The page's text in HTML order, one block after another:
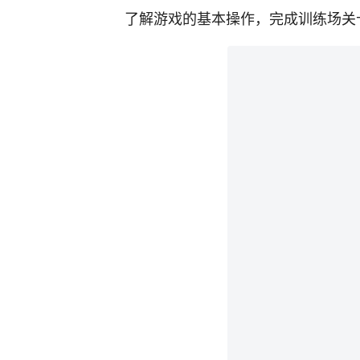
了解游戏的基本操作，完成训练场关